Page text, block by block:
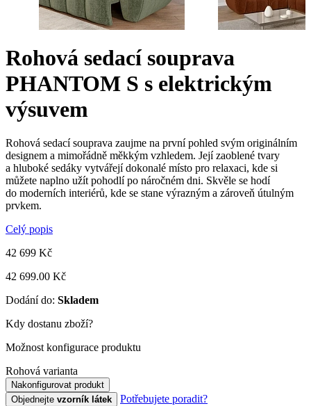
Rohová sedací souprava
PHANTOM S s elektrickým
výsuvem
Rohová sedací souprava zaujme na první pohled svým originálním
designem a mimořádně měkkým vzhledem. Její zaoblené tvary
a hluboké sedáky vytvářejí dokonalé místo pro relaxaci, kde si
můžete naplno užít pohodlí po náročném dni. Skvěle se hodí
do moderních interiérů, kde se stane výrazným a zároveň útulným
prvkem.
Celý popis
42 699 Kč
42 699.00 Kč
Dodání do: Skladem
Kdy dostanu zboží?
Možnost konfigurace produktu
Rohová varianta
Nakonfigurovat produkt
Objednejte vzorník látek
Potřebujete poradit?